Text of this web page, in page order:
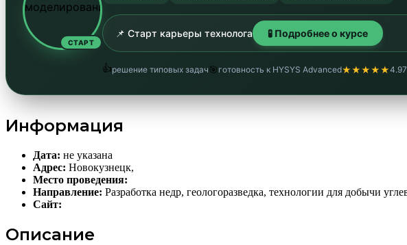
СТАРТ
📌 Старт карьеры технолога 🧪 Подробнее о курсе
👍решение типовых задач 🎯 готовность к HYSYS Advanced★★★★★4.97
Информация
Дата: не указана
Адрес: Новокузнецк,
Место проведения:
Направление: Разработка недр, геологоразведка, технологии для добычи
Сайт:
Описание